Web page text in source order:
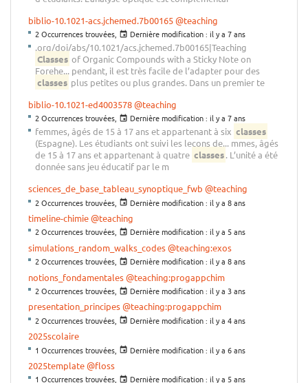
biblio-10.1021-acs.jchemed.7b00165@teaching
2 Occurrences trouvées, Dernière modification : il y a 7 ans
.org/doi/abs/10.1021/acs.jchemed.7b00165|Teaching
Classes of Organic Compounds with a Sticky Note on
Forehe... pendant, il est très facile de l’adapter pour des
classes plus petites ou plus grandes. Dans un premier te
biblio-10.1021-ed4003578@teaching
2 Occurrences trouvées, Dernière modification : il y a 7 ans
femmes, âgés de 15 à 17 ans et appartenant à six classes
(Espagne). Les étudiants ont suivi les leçons de... mmes, âgés
de 15 à 17 ans et appartenant à quatre classes . L’unité a été
donnée sans jeu éducatif par le m
sciences_de_base_tableau_synoptique_fwb @teaching
2 Occurrences trouvées, Dernière modification : il y a 8 ans
timeline-chimie@teaching
2 Occurrences trouvées, Dernière modification : il y a 5 ans
simulations_random_walks_codes@teaching:exos
2 Occurrences trouvées, Dernière modification : il y a 8 ans
notions_fondamentales@teaching:progappchim
2 Occurrences trouvées, Dernière modification : il y a 3 ans
presentation_principes@teaching:progappchim
2 Occurrences trouvées, Dernière modification : il y a 4 ans
2025scolaire
1 Occurrences trouvées, Dernière modification : il y a 6 ans
2025template@floss
1 Occurrences trouvées, Dernière modification : il y a 5 ans